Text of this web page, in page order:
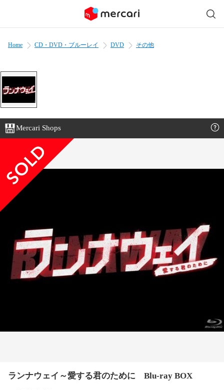
Home CD・DVD・ブルーレイ DVD その他
Mercari Shops
ランナウェイ～愛する君のために Blu-ray BOX